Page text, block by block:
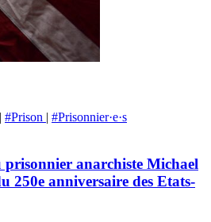
| #Prison | #Prisonnier·e·s
anarchiste Michael
250e anniversaire des Etats-